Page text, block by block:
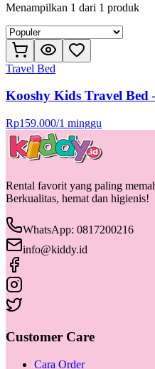
Menampilkan 1 dari 1 produk
Travel Bed
Kooshy Kids Travel Bed
Rp159.000/1 minggu
Rental favorit yang paling
Berkualitas, hemat dan higienis!
WhatsApp: 0817200216
info@kiddy.id
Customer Care
Cara Order